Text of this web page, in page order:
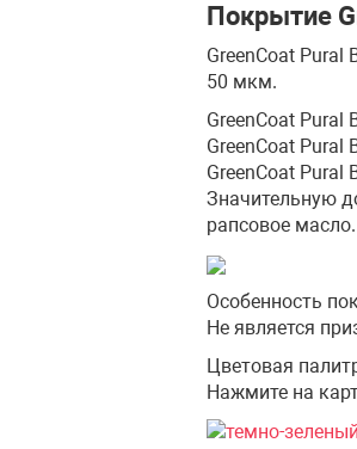
Покрытие
GreenCoat Pural
50 мкм.
GreenCoat Pural
GreenCoat
GreenCoat Pural
Значительную
рапсовое масло.
Особенность
Не является
Цветовая
Нажмите на